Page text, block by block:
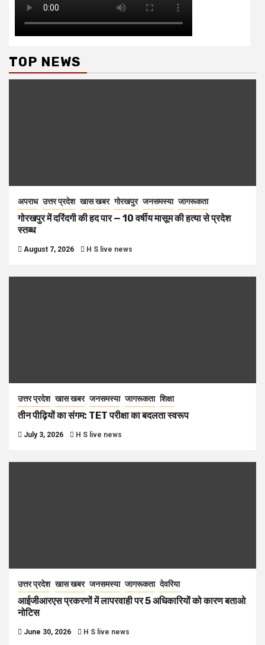
TOP NEWS
अपराध उत्तर प्रदेश खास खबर गोरखपुर जनसमस्या जागरूकता
गोरखपुर में दरिंदगी की हद पार — 10 वर्षीय मासूम की हत्या से प्रदेश
स्तब्ध
August 7, 2026 H S live news
उत्तर प्रदेश खास खबर जनसमस्या जागरूकता शिक्षा
तीन पीढ़ियों का संगम: TET परीक्षा का बदलता स्वरूप
July 3, 2026 H S live news
उत्तर प्रदेश खास खबर जनसमस्या जागरूकता देवरिया
आईजीआरएस प्रकरणों में लापरवाही पर 5 अधिकारियों को कारण बताओ
नोटिस
June 30, 2026 H S live news